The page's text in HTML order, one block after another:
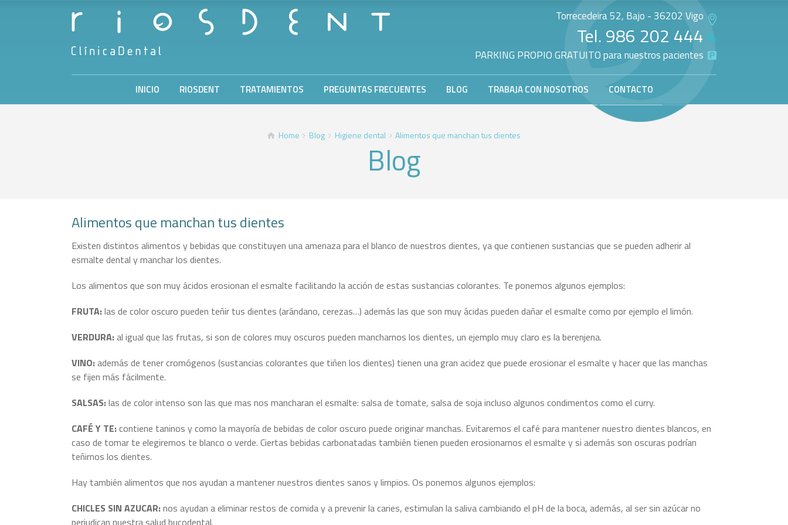
Torrecedeira 52, Bajo - 36202 Vigo
Tel.986 202 444
PARKING PROPIO GRATUITO para nuestros pacientes
INICIO RIOSDENT TRATAMIENTOS PREGUNTAS FRECUENTES BLOG TRABAJA CON NOSOTROS CONTACTO
Home Blog Higiene dental Alimentos que manchan tus dientes
Blog
Alimentos que manchan tus dientes
Existen distintos alimentos y bebidas que constituyen una amenaza para el blanco de nuestros dientes, ya que contienen sustancias que se pueden adherir al
esmalte dental y manchar los dientes.
Los alimentos que son muy ácidos erosionan el esmalte facilitando la acción de estas sustancias colorantes. Te ponemos algunos ejemplos:
FRUTA:las de color oscuro pueden teñir tus dientes (arándano, cerezas…) además las que son muy ácidas pueden dañar el esmalte como por ejemplo el limón.
VERDURA:al igual que las frutas, si son de colores muy oscuros pueden mancharnos los dientes, un ejemplo muy claro es la berenjena.
VINO:además de tener cromógenos (sustancias colorantes que tiñen los dientes) tienen una gran acidez que puede erosionar el esmalte y hacer que las manchas
se fijen más fácilmente.
SALSAS:las de color intenso son las que mas nos mancharan el esmalte: salsa de tomate, salsa de soja incluso algunos condimentos como el curry.
CAFÉ Y TE:contiene taninos y como la mayoría de bebidas de color oscuro puede originar manchas. Evitaremos el café para mantener nuestro dientes blancos, en
caso de tomar te elegiremos te blanco o verde. Ciertas bebidas carbonatadas también tienen pueden erosionarnos el esmalte y si además son oscuras podrían
teñirnos los dientes.
Hay también alimentos que nos ayudan a mantener nuestros dientes sanos y limpios. Os ponemos algunos ejemplos:
CHICLES SIN AZUCAR:nos ayudan a eliminar restos de comida y a prevenir la caries, estimulan la saliva cambiando el pH de la boca, además, al ser sin azúcar no
perjudican nuestra salud bucodental.